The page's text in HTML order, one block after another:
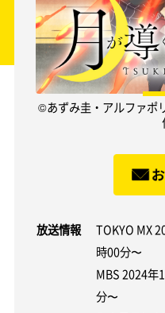
©あずみ圭・アルファポ
放送情報
TOKYO MX
時00分〜
MBS 2024年
分〜